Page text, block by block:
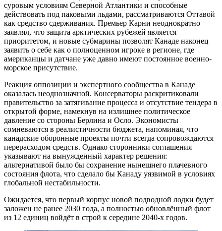
суровым условиям Северной Атлантики и способные
действовать под паковыми льдами, рассматриваются Оттавой
как средство сдерживания. Премьер Карни неоднократно
заявлял, что защита арктических рубежей является
приоритетом, и новые субмарины позволят Канаде наконец
заявить о себе как о полноценном игроке в регионе, где
американцы и датчане уже давно имеют постоянное военно-
морское присутствие.
Реакция оппозиции и экспертного сообщества в Канаде
оказалась неоднозначной. Консерваторы раскритиковали
правительство за затягивание процесса и отсутствие тендера в
открытой форме, намекнув на излишнее политическое
давление со стороны Берлина и Осло. Экономисты
сомневаются в реалистичности бюджета, напоминая, что
канадские оборонные проекты почти всегда сопровождаются
перерасходом средств. Однако сторонники соглашения
указывают на вынужденный характер решения:
альтернативой было бы сохранение нынешнего плачевного
состояния флота, что сделало бы Канаду уязвимой в условиях
глобальной нестабильности.
Ожидается, что первый корпус новой подводной лодки будет
заложен не ранее 2030 года, а полностью обновлённый флот
из 12 единиц войдёт в строй к середине 2040-х годов.